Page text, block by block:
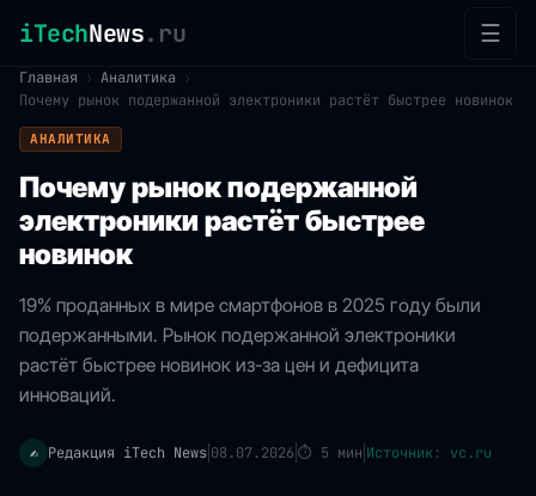
iTechNews.ru ☰
Главная › Аналитика
›
Почему рынок подержанной электроники растёт быстрее новинок
АНАЛИТИКА
Почему рынок подержанной
электроники растёт быстрее
новинок
19% проданных в мире смартфонов в 2025 году были
подержанными. Рынок подержанной электроники
растёт быстрее новинок из-за цен и дефицита
инноваций.
✍️ Редакция iTech News 08.07.2026⏱ 5 мин Источник: vc.ru